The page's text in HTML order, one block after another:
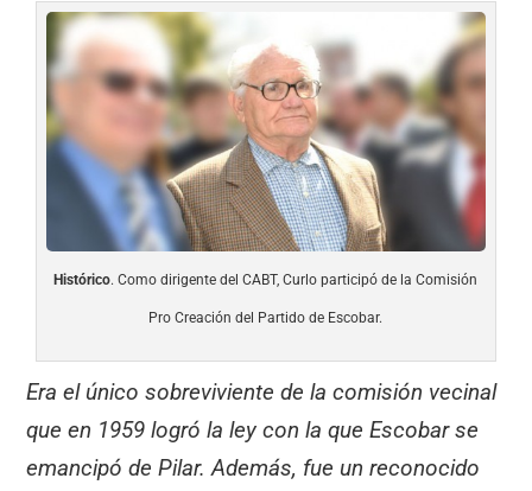
Histórico. Como dirigente del CABT, Curlo participó de la Comisión
Pro Creación del Partido de Escobar.
Era el único sobreviviente de la comisión vecinal
que en 1959 logró la ley con la que Escobar se
emancipó de Pilar. Además, fue un reconocido